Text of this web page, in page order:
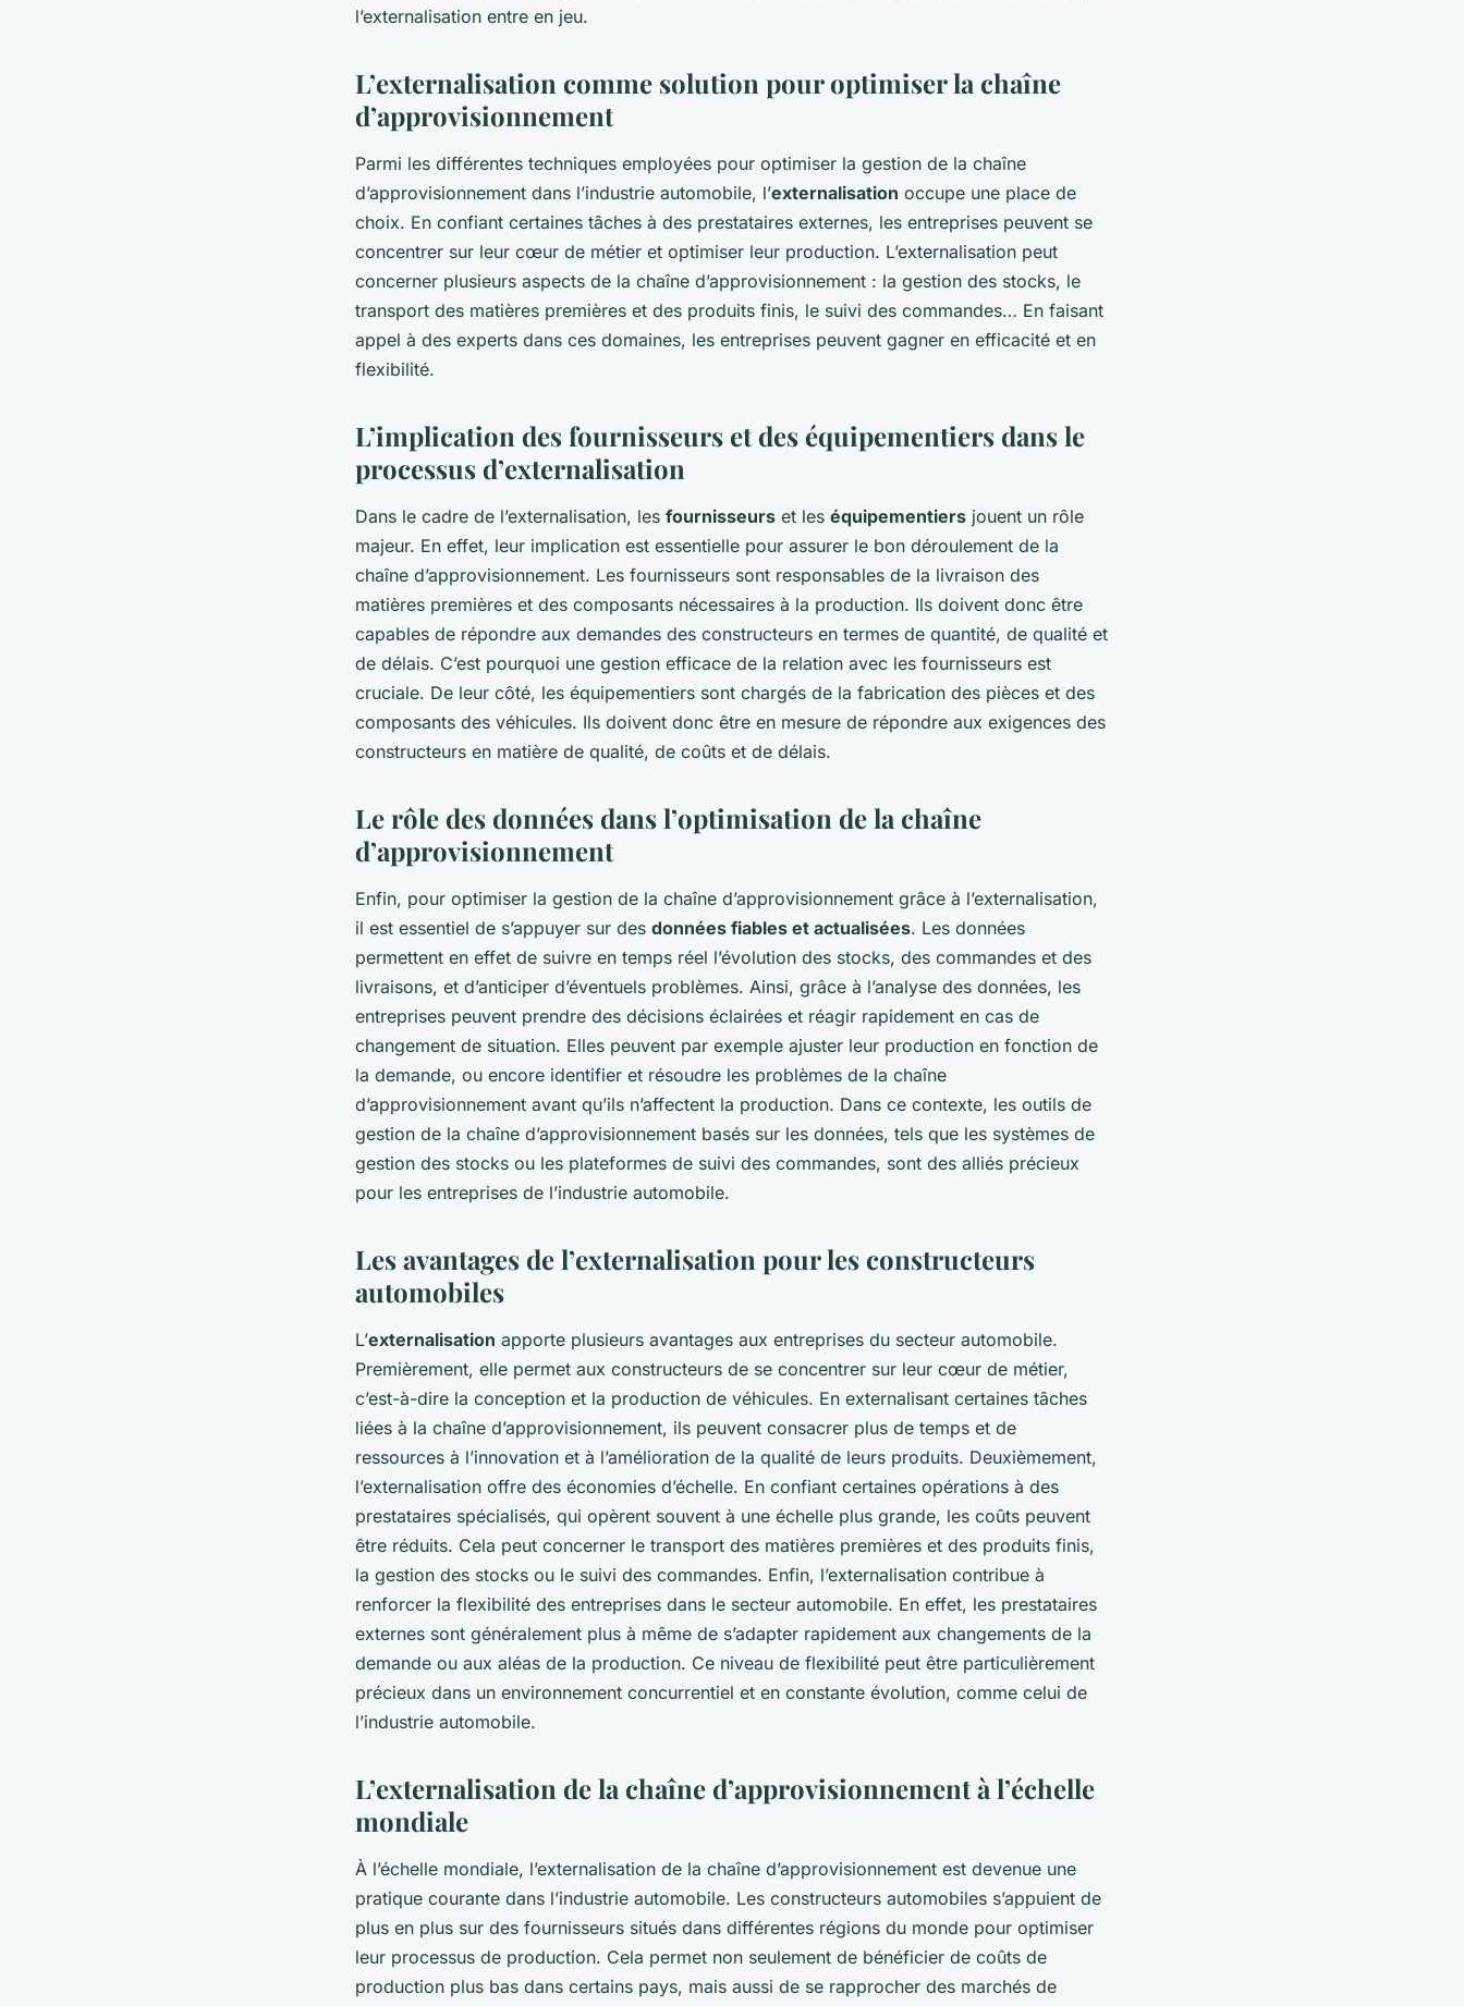
l’externalisation entre en jeu.
L’externalisation comme solution pour optimiser la chaîne
d’approvisionnement
Parmi les différentes techniques employées pour optimiser la gestion de la chaîne
d’approvisionnement dans l’industrie automobile, l’externalisation occupe une place de
choix. En confiant certaines tâches à des prestataires externes, les entreprises peuvent se
concentrer sur leur cœur de métier et optimiser leur production. L’externalisation peut
concerner plusieurs aspects de la chaîne d’approvisionnement : la gestion des stocks, le
transport des matières premières et des produits finis, le suivi des commandes… En faisant
appel à des experts dans ces domaines, les entreprises peuvent gagner en efficacité et en
flexibilité.
L’implication des fournisseurs et des équipementiers dans le
processus d’externalisation
Dans le cadre de l’externalisation, les fournisseurs et les équipementiers jouent un rôle
majeur. En effet, leur implication est essentielle pour assurer le bon déroulement de la
chaîne d’approvisionnement. Les fournisseurs sont responsables de la livraison des
matières premières et des composants nécessaires à la production. Ils doivent donc être
capables de répondre aux demandes des constructeurs en termes de quantité, de qualité et
de délais. C’est pourquoi une gestion efficace de la relation avec les fournisseurs est
cruciale. De leur côté, les équipementiers sont chargés de la fabrication des pièces et des
composants des véhicules. Ils doivent donc être en mesure de répondre aux exigences des
constructeurs en matière de qualité, de coûts et de délais.
Le rôle des données dans l’optimisation de la chaîne
d’approvisionnement
Enfin, pour optimiser la gestion de la chaîne d’approvisionnement grâce à l’externalisation,
il est essentiel de s’appuyer sur des données fiables et actualisées. Les données
permettent en effet de suivre en temps réel l’évolution des stocks, des commandes et des
livraisons, et d’anticiper d’éventuels problèmes. Ainsi, grâce à l’analyse des données, les
entreprises peuvent prendre des décisions éclairées et réagir rapidement en cas de
changement de situation. Elles peuvent par exemple ajuster leur production en fonction de
la demande, ou encore identifier et résoudre les problèmes de la chaîne
d’approvisionnement avant qu’ils n’affectent la production. Dans ce contexte, les outils de
gestion de la chaîne d’approvisionnement basés sur les données, tels que les systèmes de
gestion des stocks ou les plateformes de suivi des commandes, sont des alliés précieux
pour les entreprises de l’industrie automobile.
Les avantages de l’externalisation pour les constructeurs
automobiles
L’externalisation apporte plusieurs avantages aux entreprises du secteur automobile.
Premièrement, elle permet aux constructeurs de se concentrer sur leur cœur de métier,
c’est-à-dire la conception et la production de véhicules. En externalisant certaines tâches
liées à la chaîne d’approvisionnement, ils peuvent consacrer plus de temps et de
ressources à l’innovation et à l’amélioration de la qualité de leurs produits. Deuxièmement,
l’externalisation offre des économies d’échelle. En confiant certaines opérations à des
prestataires spécialisés, qui opèrent souvent à une échelle plus grande, les coûts peuvent
être réduits. Cela peut concerner le transport des matières premières et des produits finis,
la gestion des stocks ou le suivi des commandes. Enfin, l’externalisation contribue à
renforcer la flexibilité des entreprises dans le secteur automobile. En effet, les prestataires
externes sont généralement plus à même de s’adapter rapidement aux changements de la
demande ou aux aléas de la production. Ce niveau de flexibilité peut être particulièrement
précieux dans un environnement concurrentiel et en constante évolution, comme celui de
l’industrie automobile.
L’externalisation de la chaîne d’approvisionnement à l’échelle
mondiale
À l’échelle mondiale, l’externalisation de la chaîne d’approvisionnement est devenue une
pratique courante dans l’industrie automobile. Les constructeurs automobiles s’appuient de
plus en plus sur des fournisseurs situés dans différentes régions du monde pour optimiser
leur processus de production. Cela permet non seulement de bénéficier de coûts de
production plus bas dans certains pays, mais aussi de se rapprocher des marchés de